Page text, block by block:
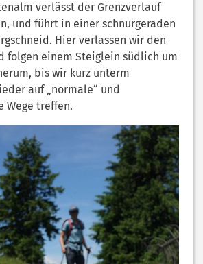
verlässt der Grenzverlauf
und führt in einer schnurgeraden
Hier verlassen wir den
folgen einem Steiglein südlich um
bis wir kurz unterm
auf „normale“ und
Wege treffen.